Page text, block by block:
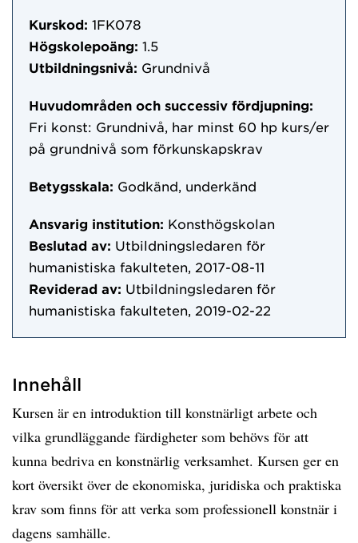
Kurskod: 1FK078
Högskolepoäng: 1.5
Utbildningsnivå: Grundnivå
Huvudområden och successiv fördjupning:
Fri konst: Grundnivå, har minst 60 hp kurs/er
på grundnivå som förkunskapskrav
Betygsskala: Godkänd, underkänd
Ansvarig institution: Konsthögskolan
Beslutad av: Utbildningsledaren för
humanistiska fakulteten, 2017-08-11
Reviderad av: Utbildningsledaren för
humanistiska fakulteten, 2019-02-22
Innehåll
Kursen är en introduktion till konstnärligt arbete och
vilka grundläggande färdigheter som behövs för att
kunna bedriva en konstnärlig verksamhet. Kursen ger en
kort översikt över de ekonomiska, juridiska och praktiska
krav som finns för att verka som professionell konstnär i
dagens samhälle.